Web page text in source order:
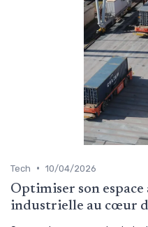
Tech • 10/04/2026
Optimiser son espace
industrielle au cœur